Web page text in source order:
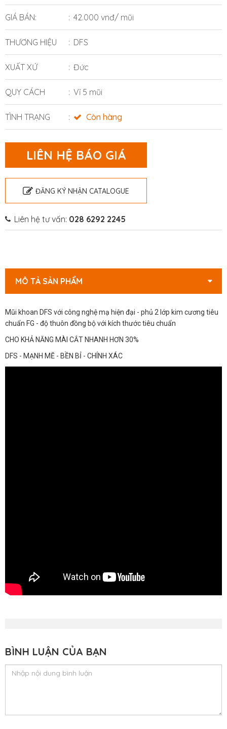
GIÁ BÁN: 42.000 vnđ/ mũi
THƯƠNG HIỆU DFS
XUẤT XỨ Đức
QUY CÁCH Vỉ 5 mũi
TÌNH TRẠNG Còn hàng
LIÊN HỆ BÁO GIÁ
ĐĂNG KÝ NHẬN CATALOGUE
Liên hệ tư vấn: 028 6292 2245
MÔ TẢ SẢN PHẨM
Mũi khoan DFS với công nghệ mạ hiện đại - phủ 2 lớp kim cương tiêu
chuẩn FG - độ thuôn đồng bộ với kích thước tiêu chuẩn
CHO KHẢ NĂNG MÀI CẮT NHANH HƠN 30%
DFS - MẠNH MẼ - BỀN BỈ - CHÍNH XÁC
BÌNH LUẬN CỦA BẠN